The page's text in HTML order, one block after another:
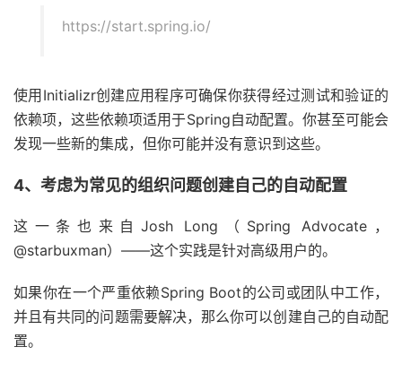
https://start.spring.io/
使用Initializr创建应用程序可确保你获得经过测试和验证的
依赖项，这些依赖项适用于Spring自动配置。你甚至可能会
发现一些新的集成，但你可能并没有意识到这些。
4、考虑为常见的组织问题创建自己的自动配置
这一条也来自Josh Long（Spring Advocate，
@starbuxman）——这个实践是针对高级用户的。
如果你在一个严重依赖Spring Boot的公司或团队中工作，
并且有共同的问题需要解决，那么你可以创建自己的自动配
置。